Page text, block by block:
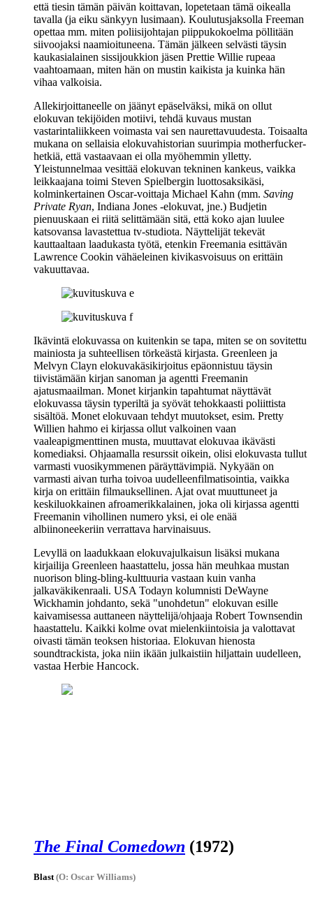
että tiesin tämän päivän koittavan, lopetetaan tämä oikealla
tavalla (ja eiku sänkyyn lusimaan). Koulutusjaksolla Freeman
opettaa mm. miten poliisijohtajan piippukokoelma pöllitään
siivoojaksi naamioituneena. Tämän jälkeen selvästi täysin
kaukasialainen sissijoukkion jäsen Prettie Willie rupeaa
vaahtoamaan, miten hän on mustin kaikista ja kuinka hän
vihaa valkoisia.
Allekirjoittaneelle on jäänyt epäselväksi, mikä on ollut
elokuvan tekijöiden motiivi, tehdä kuvaus mustan
vastarintaliikkeen voimasta vai sen naurettavuudesta. Toisaalta
mukana on sellaisia elokuvahistorian suurimpia motherfucker-
hetkiä, että vastaavaan ei olla myöhemmin ylletty.
Yleistunnelmaa vesittää elokuvan tekninen kankeus, vaikka
leikkaajana toimi Steven Spielbergin luottosaksikäsi,
kolminkertainen Oscar-voittaja Michael Kahn (mm. Saving
Private Ryan, Indiana Jones ‑elokuvat, jne.) Budjetin
pienuuskaan ei riitä selittämään sitä, että koko ajan luulee
katsovansa lavastettua tv‑studiota. Näyttelijät tekevät
kauttaaltaan laadukasta työtä, etenkin Freemania esittävän
Lawrence Cookin vähäeleinen kivikasvoisuus on erittäin
vakuuttavaa.
Ikävintä elokuvassa on kuitenkin se tapa, miten se on sovitettu
mainiosta ja suhteellisen törkeästä kirjasta. Greenleen ja
Melvyn Clayn elokuvakäsikirjoitus epäonnistuu täysin
tiivistämään kirjan sanoman ja agentti Freemanin
ajatusmaailman. Monet kirjankin tapahtumat näyttävät
elokuvassa täysin typeriltä ja syövät tehokkaasti poliittista
sisältöä. Monet elokuvaan tehdyt muutokset, esim. Pretty
Willien hahmo ei kirjassa ollut valkoinen vaan
vaaleapigmenttinen musta, muuttavat elokuvaa ikävästi
komediaksi. Ohjaamalla resurssit oikein, olisi elokuvasta tullut
varmasti vuosikymmenen päräyttävimpiä. Nykyään on
varmasti aivan turha toivoa uudelleenfilmatisointia, vaikka
kirja on erittäin filmauksellinen. Ajat ovat muuttuneet ja
keskiluokkainen afroamerikkalainen, joka oli kirjassa agentti
Freemanin vihollinen numero yksi, ei ole enää
albiinoneekeriin verrattava harvinaisuus.
Levyllä on laadukkaan elokuvajulkaisun lisäksi mukana
kirjailija Greenleen haastattelu, jossa hän meuhkaa mustan
nuorison bling-bling-kulttuuria vastaan kuin vanha
jalkaväkikenraali. USA Todayn kolumnisti DeWayne
Wickhamin johdanto, sekä "unohdetun" elokuvan esille
kaivamisessa auttaneen näyttelijä/ohjaaja Robert Townsendin
haastattelu. Kaikki kolme ovat mielenkiintoisia ja valottavat
oivasti tämän teoksen historiaa. Elokuvan hienosta
soundtrackista, joka niin ikään julkaistiin hiljattain uudelleen,
vastaa Herbie Hancock.
The Final Comedown (1972)
Blast(O: Oscar Williams)